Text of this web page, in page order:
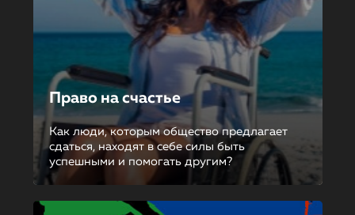
Право на счастье
Как люди, которым общество предлагает
сдаться, находят в себе силы быть
успешными и помогать другим?